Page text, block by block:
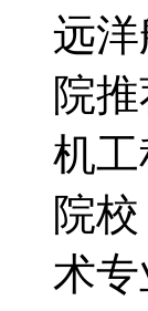
远
院
机
院
术